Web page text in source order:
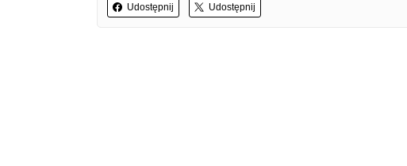
Udostępnij Udostępnij